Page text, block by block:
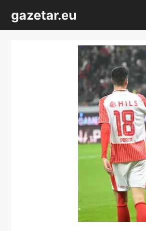
conținut
gazetar.eu